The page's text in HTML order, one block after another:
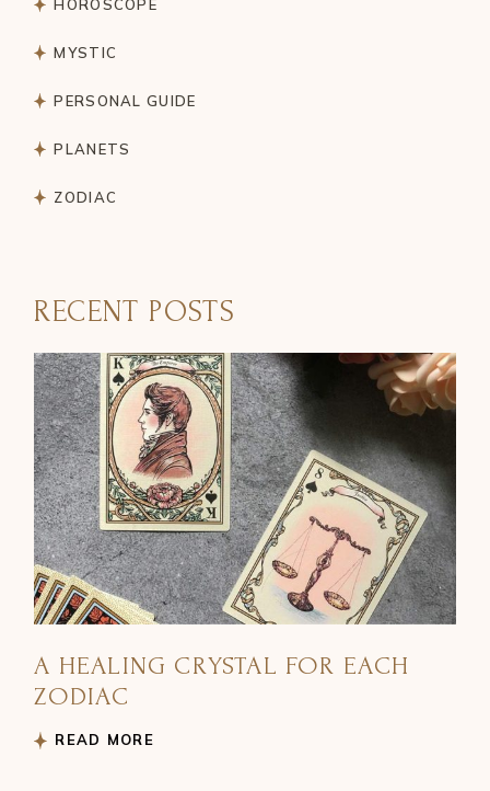
HOROSCOPE
MYSTIC
PERSONAL GUIDE
PLANETS
ZODIAC
RECENT POSTS
A HEALING CRYSTAL FOR EACH
ZODIAC
READ MORE